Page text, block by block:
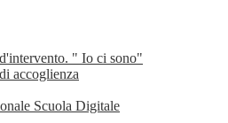
" Io ci sono"
accoglienza
Scuola Digitale